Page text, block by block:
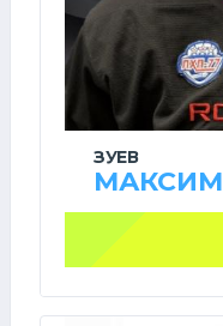
ЗУЕВ
МАКСИМ